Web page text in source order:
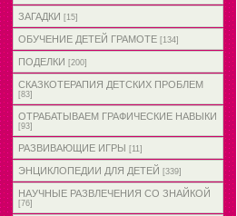
ЗАГАДКИ [15]
ОБУЧЕНИЕ ДЕТЕЙ ГРАМОТЕ [134]
ПОДЕЛКИ [200]
СКАЗКОТЕРАПИЯ ДЕТСКИХ ПРОБЛЕМ
[83]
ОТРАБАТЫВАЕМ ГРАФИЧЕСКИЕ НАВЫКИ
[93]
РАЗВИВАЮЩИЕ ИГРЫ [11]
ЭНЦИКЛОПЕДИИ ДЛЯ ДЕТЕЙ [339]
НАУЧНЫЕ РАЗВЛЕЧЕНИЯ СО ЗНАЙКОЙ
[76]